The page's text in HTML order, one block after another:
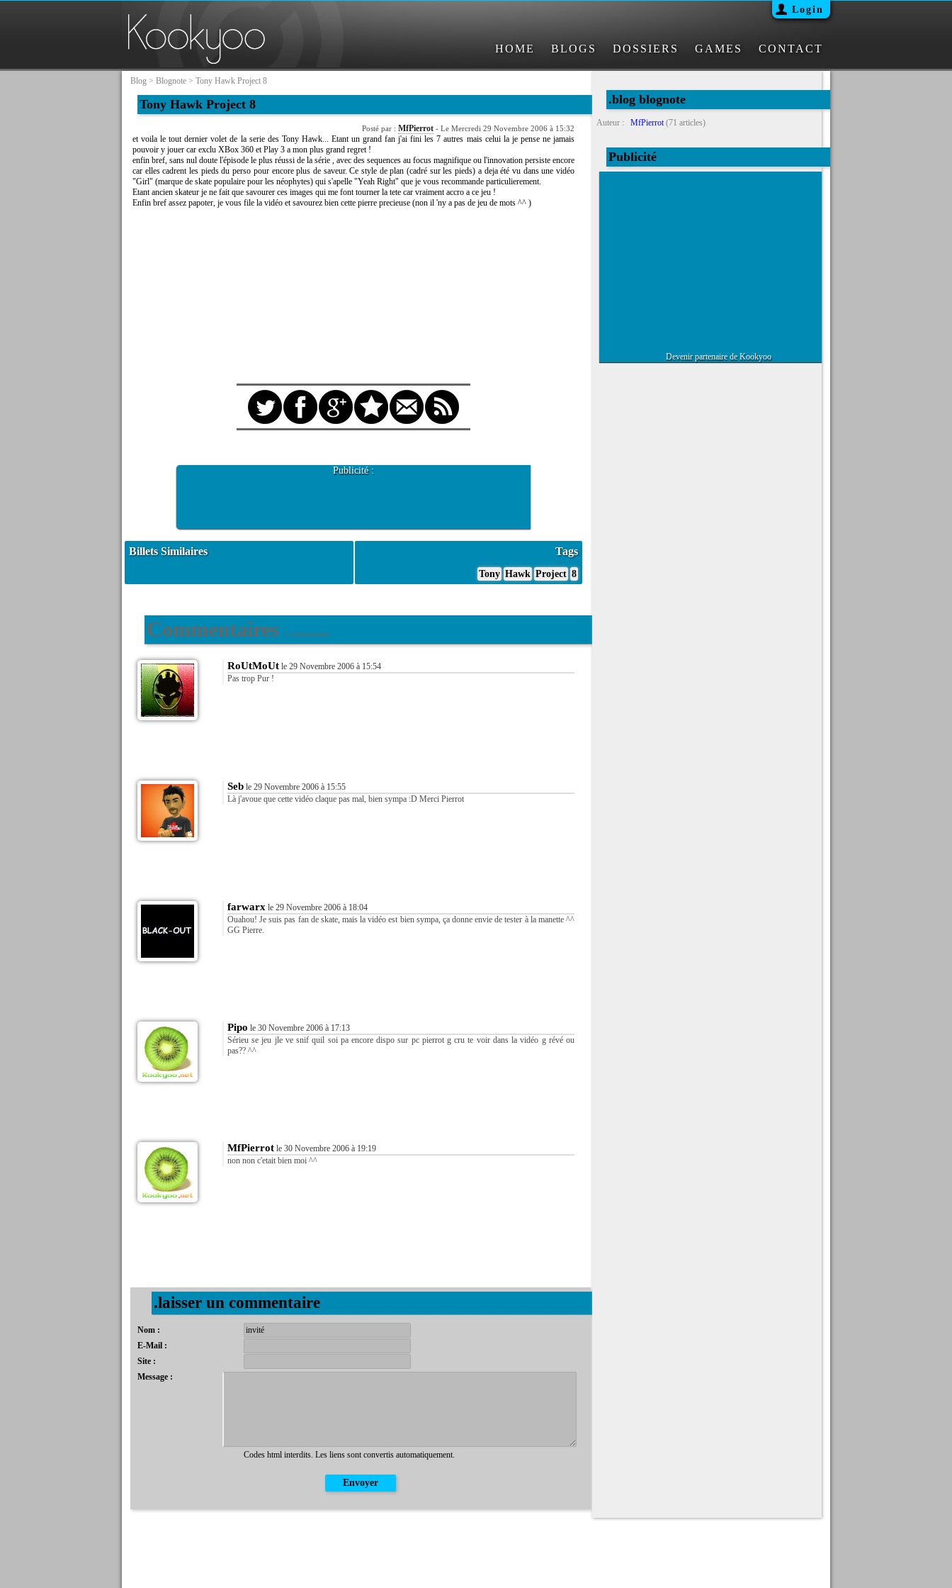
Login
HOME BLOGS DOSSIERS GAMES CONTACT
Blog > Blognote > Tony Hawk Project 8
Tony Hawk Project 8
Posté par : MfPierrot - Le Mercredi 29 Novembre 2006 à 15:32
et voila le tout dernier volet de la serie des Tony Hawk... Etant un grand fan j'ai fini les 7 autres mais celui la je pense ne jamais
pouvoir y jouer car exclu XBox 360 et Play 3 a mon plus grand regret !
enfin bref, sans nul doute l'épisode le plus réussi de la série , avec des sequences au focus magnifique ou l'innovation persiste encore
car elles cadrent les pieds du perso pour encore plus de saveur. Ce style de plan (cadré sur les pieds) a deja été vu dans une vidéo
"Girl" (marque de skate populaire pour les néophytes) qui s'apelle "Yeah Right" que je vous recommande particulierement.
Etant ancien skateur je ne fait que savourer ces images qui me font tourner la tete car vraiment accro a ce jeu !
Enfin bref assez papoter, je vous file la vidéo et savourez bien cette pierre precieuse (non il 'ny a pas de jeu de mots ^^ )
Publicité :
Billets Similaires Tags
Tony Hawk Project 8
Commentaires 5 commentaires
RoUtMoUt le 29 Novembre 2006 à 15:54
Pas trop Pur !
Seb le 29 Novembre 2006 à 15:55
Là j'avoue que cette vidéo claque pas mal, bien sympa :D Merci Pierrot
farwarx le 29 Novembre 2006 à 18:04
Ouahou! Je suis pas fan de skate, mais la vidéo est bien sympa, ça donne envie de tester à la manette ^^
GG Pierre.
Pipo le 30 Novembre 2006 à 17:13
Sérieu se jeu jle ve snif quil soi pa encore dispo sur pc pierrot g cru te voir dans la vidéo g révé ou
pas?? ^^
MfPierrot le 30 Novembre 2006 à 19:19
non non c'etait bien moi ^^
.laisser un commentaire
Nom :
E-Mail :
Site :
Message :
Codes html interdits. Les liens sont convertis automatiquement.
.blog blognote
Auteur : MfPierrot(71 articles)
Publicité
Devenir partenaire de Kookyoo